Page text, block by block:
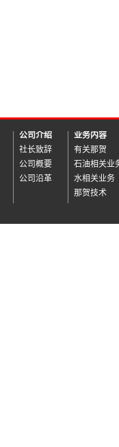
公司介绍
社长致辞
公司概要
公司沿革
业务内容
有关那贺
石油相关业
水相关业务
那贺技术